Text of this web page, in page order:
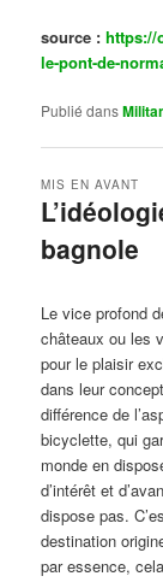
source :https://
le-pont-de-
Publié dans
bagnole
MIS EN AVANT
Le vice profond
châteaux ou les
pour le plaisir
dans leur
différence de
bicyclette, qui
monde en
d’intérêt et
dispose pas.
destination
par essence,